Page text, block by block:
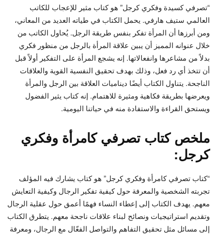
“تصرفي كسيدة وفكري كرجل” هو كتاب مثير للإعجاب للكاتب
العالمي ستيف هارفي. يحمل الكتاب في طياته العديد من المعاني،
ومن أبرزها أن المرأة تفكر بنفس طريقة الرجل. يُحاول الكاتب من
خلال عنوانه المميز أن يبين علاقة المرأة بالرجل من منظور فكري
بدلاً من مشاعرها وانفعالاتها. إنه يشجع المرأة على التفكير أولاً قبل
أن تتخذ أي رد فعل، وذلك بهدف تحقيق النفسية القوية والعلاقات
الناجحة. يتناول الكتاب أيضًا ديناميات العلاقة بين الرجل والمرأة
ويعرضها بطريقة فكاهية ومثيرة للاهتمام. إنه كتاب يثير الفضول
ويستحق القراءة والاستفادة منه في حياتنا اليومية.
ملخص كتاب تصرفي كامرأة وفكري
كرجل:
“كتاب تصرفي كامرأة وفكري كرجل” هو كتاب يشارك فيه المؤلف
تجربته الشخصية والمعرفة حول كيفية تفكير الرجال وكيفية التعايش
معهم. يهدف الكتاب إلى إعطاء النساء فهمًا أعمق حول عقلية الرجال
وتقديم استراتيجيات ونصائح لبناء علاقات ناجحة معهم. يتطرق الكتاب
إلى مسائل مثل تحقيق التفاهم والتواصل الفعّال مع الرجال، ومعرفة